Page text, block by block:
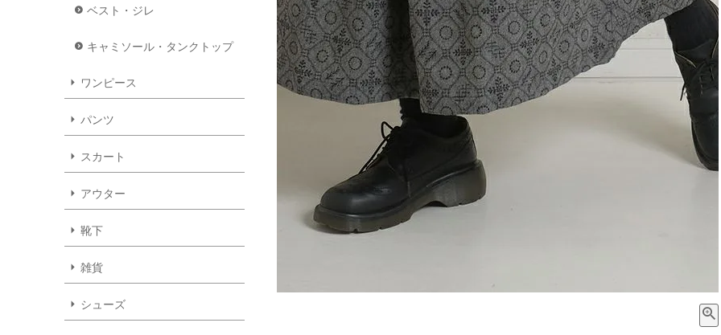
ベスト・ジレ
キャミソール・タンクトップ
ワンピース
パンツ
スカート
アウター
靴下
雑貨
シューズ